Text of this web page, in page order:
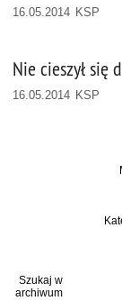
16.05.2014 KSP
Nie cieszył się
16.05.2014 KSP
Szukaj w
archiwum